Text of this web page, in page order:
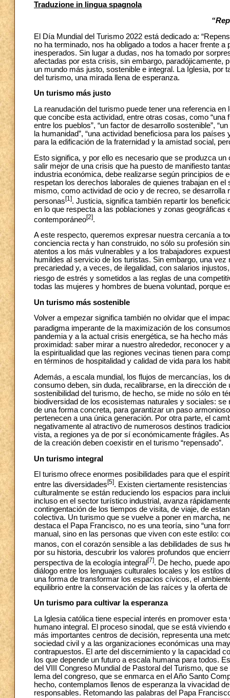
Traduzione in lingua spagnola
El Día Mundial del Turismo 2022 está dedicado a:
no ha terminado, nos ha obligado a todos a hacer frente
inesperados. Sin lugar a dudas, nos ha tomado por
afectadas por esta crisis, sin embargo, paradójicamente,
un mundo más justo, sostenible e integral. La Iglesia, por
del turismo, una mirada llena de esperanza.
Un turismo más justo
La reanudación del turismo puede tener una referencia
que concibe esta actividad, entre otras cosas, como
entre los pueblos”, “un factor de desarrollo sostenible”,
la humanidad”, “una actividad beneficiosa para los
para la edificación de la fraternidad y la amistad social,
Esto significa, y por ello es necesario que se produzca
salir mejor de una crisis que ha puesto de manifiesto
industria económica, debe realizarse según principios de
respetan los derechos laborales de quienes trabajan en
mismo, como actividad de ocio y de recreo, se
personas[1]. Justicia, significa también repartir los
en lo que respecta a las poblaciones y zonas
contemporáneo[2].
A este respecto, queremos expresar nuestra cercanía a
conciencia recta y han construido, no sólo su profesión
atentos a los más vulnerables y a los trabajadores
humildes al servicio de los turistas. Sin embargo, una
precariedad y, a veces, de ilegalidad, con salarios
riesgo de estrés y sometidos a las reglas de una
todas las mujeres y hombres de buena voluntad, porque
Un turismo más sostenible
Volver a empezar significa también no olvidar que el
paradigma imperante de la maximización de los
pandemia y a la actual crisis energética, se ha hecho
proximidad: saber mirar a nuestro alrededor, reconocer y
la espiritualidad que las regiones vecinas tienen para
en términos de hospitalidad y calidad de vida para los
Además, a escala mundial, los flujos de mercancías, los
consumo deben, sin duda, recalibrarse, en la dirección
sostenibilidad del turismo, de hecho, se mide no sólo en
biodiversidad de los ecosistemas naturales y sociales:
de una forma concreta, para garantizar un paso
pertenecen a una única generación. Por otra parte, el
negativamente al atractivo de numerosos destinos
vista, a regiones ya de por sí económicamente frágiles.
de la creación deben coexistir en el turismo “repensado”.
Un turismo integral
El turismo ofrece enormes posibilidades para que el
entre las diversidades[5]. Existen ciertamente
culturalmente se están reduciendo los espacios para
incluso en el sector turístico industrial, avanza
contingentación de los tiempos de visita, de viaje, de
colectiva. Un turismo que se vuelve a poner en marcha,
destaca el Papa Francisco, no es una teoría, sino “una
manual, sino en las personas que viven con este estilo:
manos, con el corazón sensible a las debilidades de sus
por su historia, descubrir los valores profundos que
perspectiva de la ecología integral [7]. De hecho, puede
diálogo entre los lenguajes culturales locales y los
una forma de transformar los espacios cívicos, el
equilibrio entre la conservación de las raíces y la oferta
Un turismo para cultivar la esperanza
La Iglesia católica tiene especial interés en promover
humano integral. El proceso sinodal, que se está
más importantes centros de decisión, representa una
sociedad civil y a las organizaciones económicas una
contrapuestos. El arte del discernimiento y la capacidad
los que depende un futuro a escala humana para todos.
del VIII Congreso Mundial de Pastoral del Turismo, que
lema del congreso, que se enmarca en el Año Santo
hecho, contemplamos llenos de esperanza la vivacidad
responsables. Retomando las palabras del Papa